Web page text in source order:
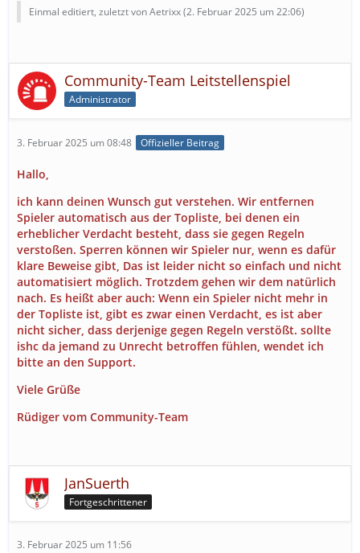
Einmal editiert, zuletzt von Aetrixx (2. Februar 2025 um 22:06)
Community-Team Leitstellenspiel
Administrator
3. Februar 2025 um 08:48 Offizieller Beitrag
Hallo,
ich kann deinen Wunsch gut verstehen. Wir entfernen
Spieler automatisch aus der Topliste, bei denen ein
erheblicher Verdacht besteht, dass sie gegen Regeln
verstoßen. Sperren können wir Spieler nur, wenn es dafür
klare Beweise gibt, Das ist leider nicht so einfach und nicht
automatisiert möglich. Trotzdem gehen wir dem natürlich
nach. Es heißt aber auch: Wenn ein Spieler nicht mehr in
der Topliste ist, gibt es zwar einen Verdacht, es ist aber
nicht sicher, dass derjenige gegen Regeln verstößt. sollte
ishc da jemand zu Unrecht betroffen fühlen, wendet ich
bitte an den Support.
Viele Grüße
Rüdiger vom Community-Team
JanSuerth
Fortgeschrittener
3. Februar 2025 um 11:56